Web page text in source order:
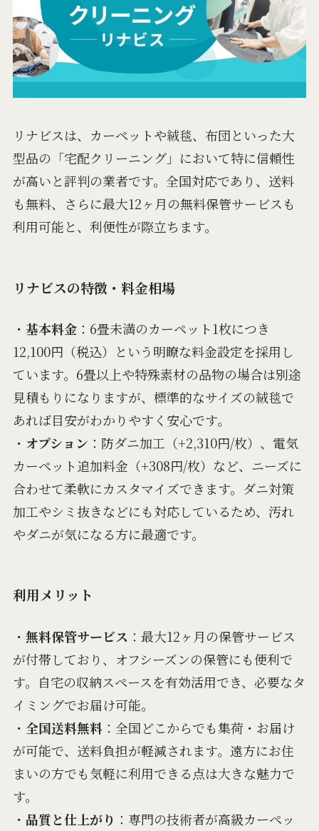
リナビスは、カーペットや絨毯、布団といった大
型品の「宅配クリーニング」において特に信頼性
が高いと評判の業者です。全国対応であり、送料
も無料、さらに最大12ヶ月の無料保管サービスも
利用可能と、利便性が際立ちます。
リナビスの特徴・料金相場
・ 基本料金：6畳未満のカーペット1枚につき
12,100円（税込）という明瞭な料金設定を採用し
ています。6畳以上や特殊素材の品物の場合は別途
見積もりになりますが、標準的なサイズの絨毯で
あれば目安がわかりやすく安心です。
・ オプション ：防ダニ加工（+2,310円/枚）、電気
カーペット追加料金（+308円/枚）など、ニーズに
合わせて柔軟にカスタマイズできます。ダニ対策
加工やシミ抜きなどにも対応しているため、汚れ
やダニが気になる方に最適です。
利用メリット
・ 無料保管サービス ：最大12ヶ月の保管サービス
が付帯しており、オフシーズンの保管にも便利で
す。自宅の収納スペースを有効活用でき、必要なタ
イミングでお届け可能。
・ 全国送料無料：全国どこからでも集荷・お届け
が可能で、送料負担が軽減されます。遠方にお住
まいの方でも気軽に利用できる点は大きな魅力で
す。
・ 品質と仕上がり ：専門の技術者が高級カーペッ